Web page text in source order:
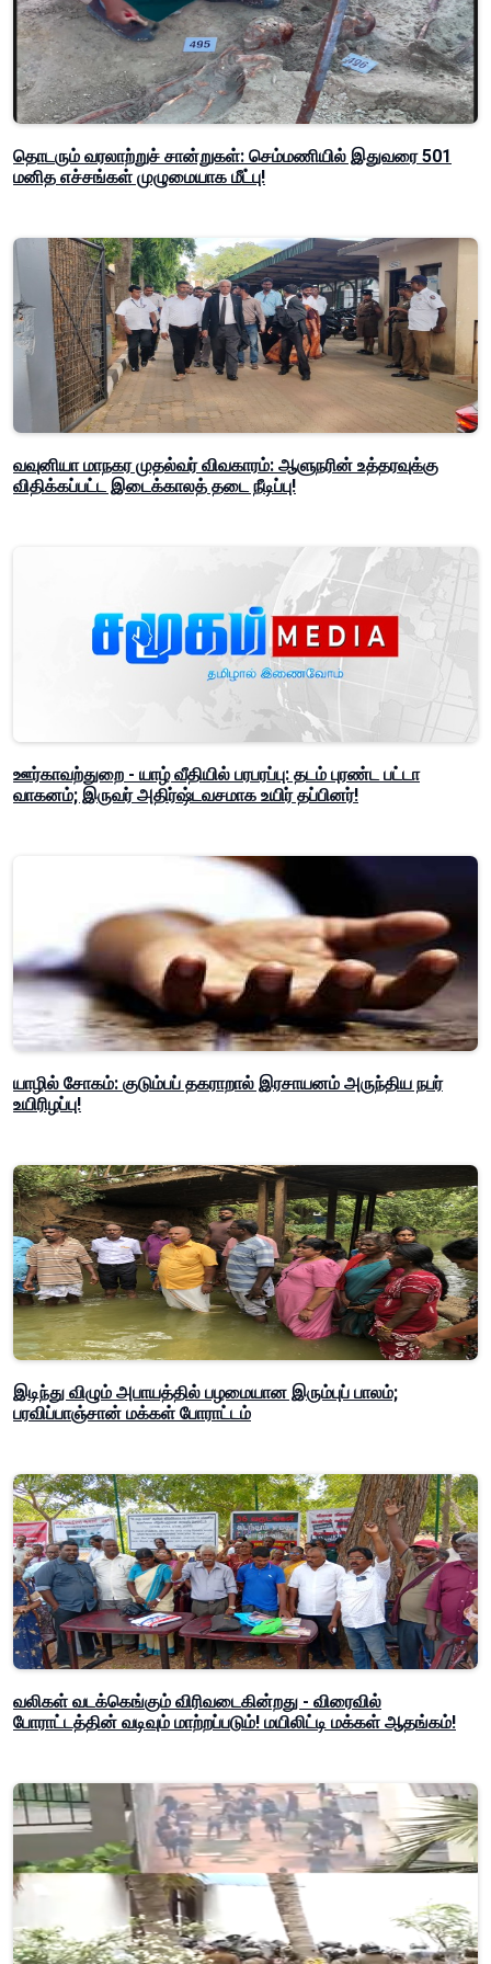
தொடரும் வரலாற்றுச் சான்றுகள்: செம்மணியில் இதுவரை 501
மனித எச்சங்கள் முழுமையாக மீட்பு!
வவுனியா மாநகர முதல்வர் விவகாரம்: ஆளுநரின் உத்தரவுக்கு
விதிக்கப்பட்ட இடைக்காலத் தடை நீடிப்பு!
ஊர்காவற்துறை - யாழ் வீதியில் பரபரப்பு: தடம் புரண்ட பட்டா
வாகனம்; இருவர் அதிர்ஷ்டவசமாக உயிர் தப்பினர்!
யாழில் சோகம்: குடும்பப் தகராறால் இரசாயனம் அருந்திய நபர்
உயிரிழப்பு!
இடிந்து விழும் அபாயத்தில் பழமையான இரும்புப் பாலம்;
பரவிப்பாஞ்சான் மக்கள் போராட்டம்
வலிகள் வடக்கெங்கும் விரிவடைகின்றது - விரைவில்
போராட்டத்தின் வடிவும் மாற்றப்படும்! மயிலிட்டி மக்கள் ஆதங்கம்!